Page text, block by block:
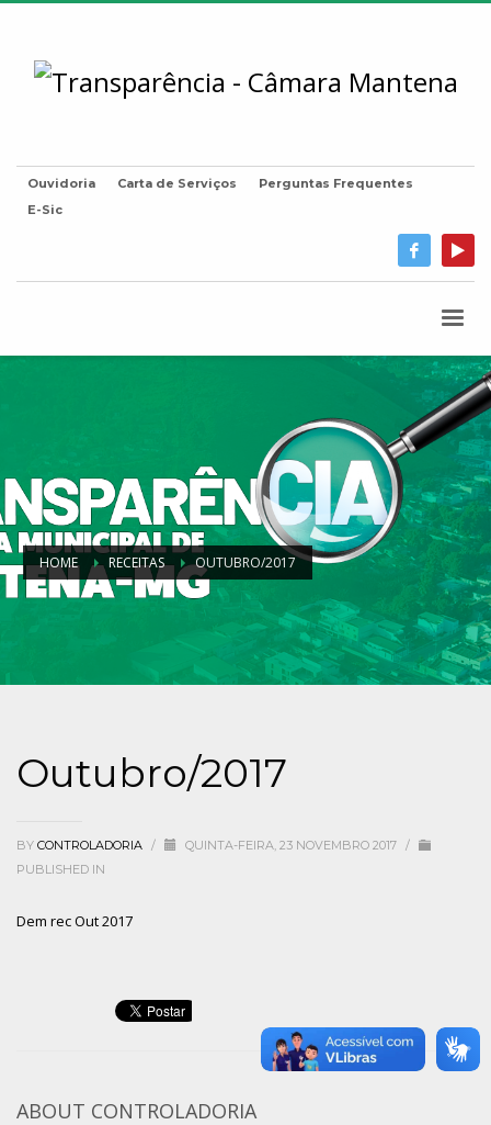
Ouvidoria Carta de Serviços
Perguntas Frequentes
E-Sic
HOME RECEITAS OUTUBRO/2017
Outubro/2017
BY CONTROLADORIA / QUINTA-FEIRA, 23 NOVEMBRO 2017 /
PUBLISHED IN
Dem rec Out 2017
ABOUT CONTROLADORIA